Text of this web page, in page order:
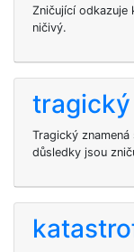
Zničující odkazuje
ničivý.
tragický
Tragický
důsledky jsou